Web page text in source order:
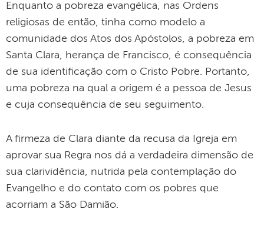
Enquanto a pobreza evangélica, nas Ordens
religiosas de então, tinha como modelo a
comunidade dos Atos dos Apóstolos, a pobreza em
Santa Clara, herança de Francisco, é consequência
de sua identificação com o Cristo Pobre. Portanto,
uma pobreza na qual a origem é a pessoa de Jesus
e cuja consequência de seu seguimento.
A firmeza de Clara diante da recusa da Igreja em
aprovar sua Regra nos dá a verdadeira dimensão de
sua clarividência, nutrida pela contemplação do
Evangelho e do contato com os pobres que
acorriam a São Damião.